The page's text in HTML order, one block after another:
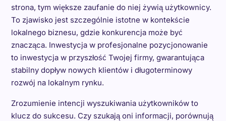
strona, tym większe zaufanie do niej żywią użytkownicy.
To zjawisko jest szczególnie istotne w kontekście
lokalnego biznesu, gdzie konkurencja może być
znacząca. Inwestycja w profesjonalne pozycjonowanie
to inwestycja w przyszłość Twojej firmy, gwarantująca
stabilny dopływ nowych klientów i długoterminowy
rozwój na lokalnym rynku.
Zrozumienie intencji wyszukiwania użytkowników to
klucz do sukcesu. Czy szukają oni informacji, porównują